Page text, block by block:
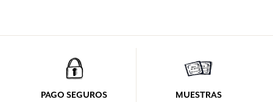
PAGO SEGUROS MUESTRAS